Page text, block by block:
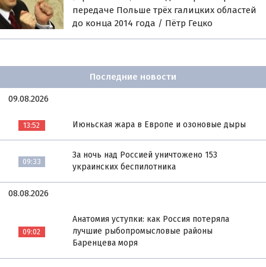
передаче Польше трёх галицких областей
до конца 2014 года / Пётр Гецко
Последние новости
09.08.2026
13:52 Июньская жара в Европе и озоновые дыры
09:33
За ночь над Россией уничтожено 153
украинских беспилотника
08.08.2026
09:02
Анатомия уступки: как Россия потеряла
лучшие рыбопромысловые районы
Баренцева моря